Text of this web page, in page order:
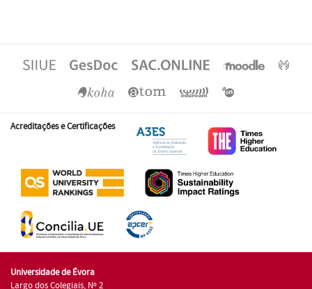
Acreditações e Certificações
Universidade de Évora
Largo dos Colegiais, Nº 2